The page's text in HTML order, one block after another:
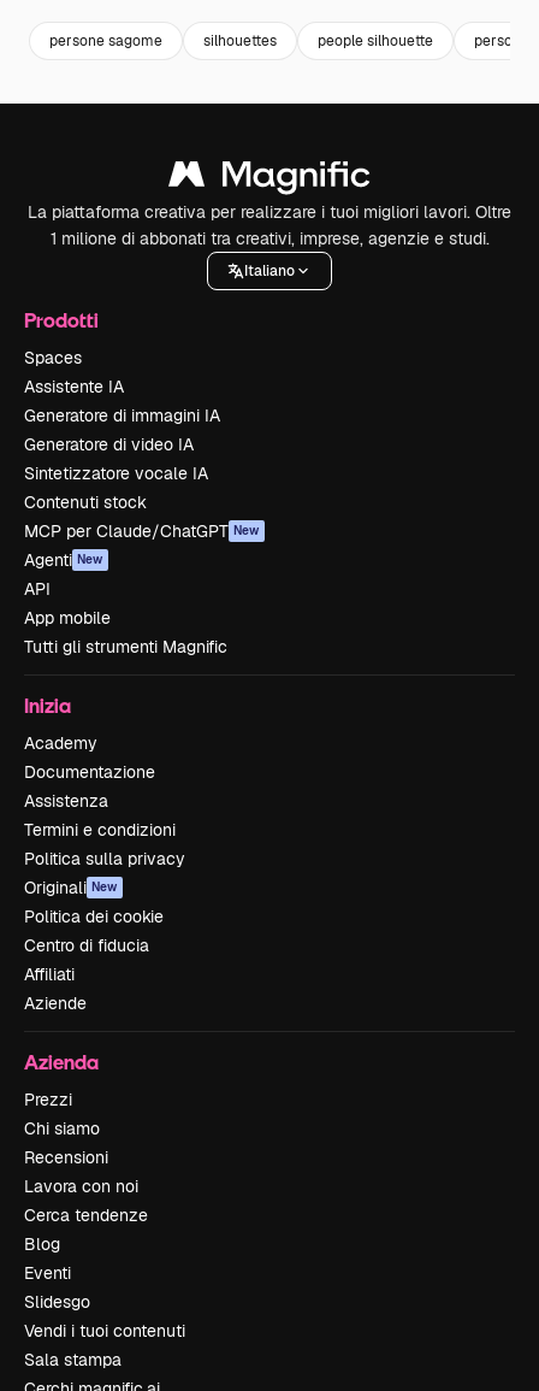
persone sagome silhouettes people silhouette persone
La piattaforma creativa per realizzare i tuoi migliori lavori. Oltre
1 milione di abbonati tra creativi, imprese, agenzie e studi.
Italiano
Prodotti
Spaces
Assistente IA
Generatore di immagini IA
Generatore di video IA
Sintetizzatore vocale IA
Contenuti stock
MCP per Claude/ChatGPT New
Agenti New
API
App mobile
Tutti gli strumenti Magnific
Inizia
Academy
Documentazione
Assistenza
Termini e condizioni
Politica sulla privacy
Originali New
Politica dei cookie
Centro di fiducia
Affiliati
Aziende
Azienda
Prezzi
Chi siamo
Recensioni
Lavora con noi
Cerca tendenze
Blog
Eventi
Slidesgo
Vendi i tuoi contenuti
Sala stampa